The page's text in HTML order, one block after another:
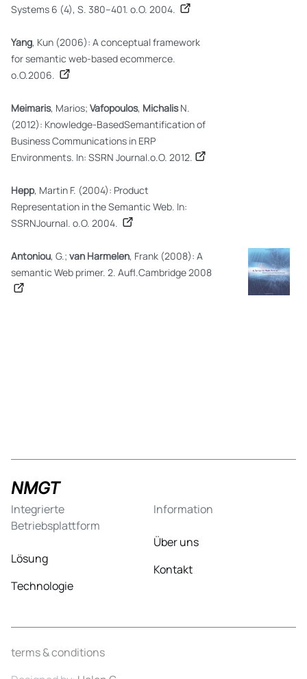
Systems 6 (4), S. 380–401. o.O. 2004.
Yang, Kun (2006): A conceptual framework
for semantic web-based ecommerce.
o.O.2006.
Meimaris, Marios; Vafopoulos, MichalisN.
(2012): Knowledge-BasedSemantification of
Business Communications in ERP
Environments. In: SSRN Journal.o.O. 2012.
Hepp, Martin F. (2004): Product
Representation in the Semantic Web. In:
SSRNJournal. o.O. 2004.
Antoniou, G.; van Harmelen, Frank (2008): A
semantic Web primer. 2. Aufl.Cambridge 2008
NMGT
Integrierte
Betriebsplattform
Lösung
Technologie
Information
Über uns
Kontakt
terms & conditions